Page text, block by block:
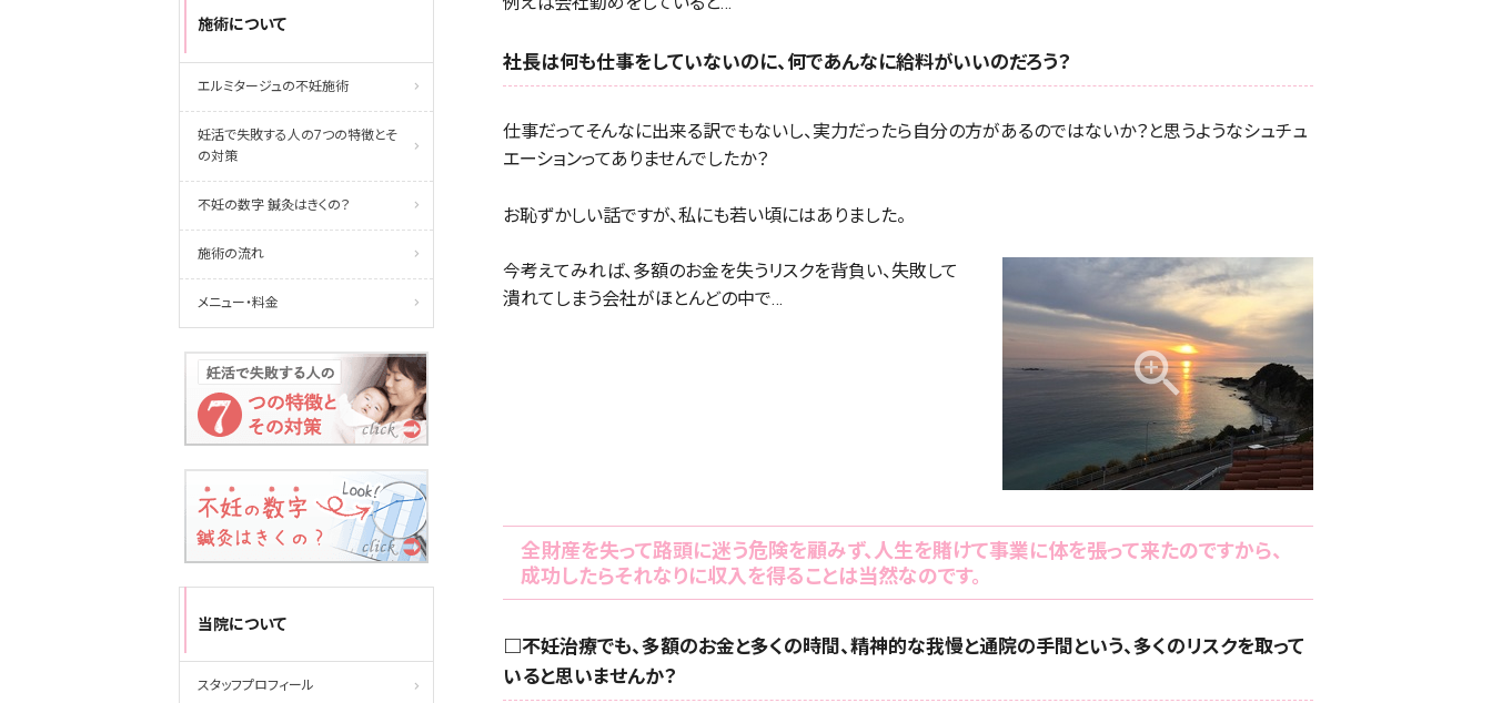
社長は何も仕事をしていないのに、何であんなに給料がいいのだろう？
仕事だってそんなに出来る訳でもないし、実力だったら自分の方があるのではないか？と思うようなシュチュ
エーションってありませんでしたか？
お恥ずかしい話ですが、私にも若い頃にはありました。
今考えてみれば、多額のお金を失うリスクを背負い、失敗して
潰れてしまう会社がほとんどの中で…
全財産を失って路頭に迷う危険を顧みず、人生を賭けて事業に体を張って来たのですから、
成功したらそれなりに収入を得ることは当然なのです。
□不妊治療でも、多額のお金と多くの時間、精神的な我慢と通院の手間という、多くのリスクを取って
いると思いませんか？
施術について
エルミタージュの不妊施術
妊活で失敗する人の7つの特徴とそ
の対策
不妊の数字 鍼灸はきくの？
施術の流れ
メニュー・料金
当院について
スタッフプロフィール